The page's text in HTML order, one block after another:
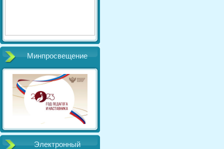
Минпросвещение
Электронный